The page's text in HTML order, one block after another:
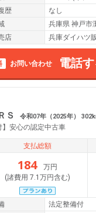
歴
なし
兵庫県 神戸市
店
兵庫ダイハツ
お問い合わせ 電話
Ｓ 令和07年（2025年） 302km 兵庫
】安心の認定中古車
支払総額
184
万円
(諸費用 7.1万円含む)
法定整備付